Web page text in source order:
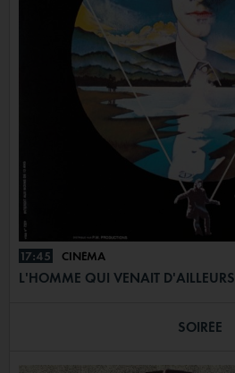
17:45 CINÉMA
L'HOMME QUI VENAIT D'AILLEURS
SOIRÉE